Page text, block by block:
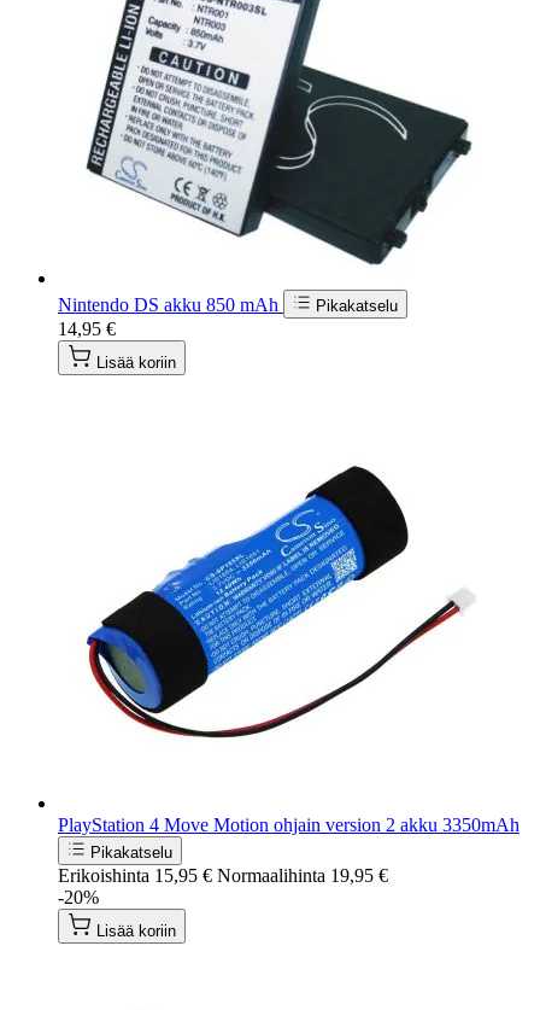
Nintendo DS akku 850 mAh Pikakatselu
14,95 €
Lisää koriin
PlayStation 4 Move Motion ohjain version 2 akku 3350mAh
Pikakatselu
Erikoishinta 15,95 € Normaalihinta 19,95 €
-20%
Lisää koriin